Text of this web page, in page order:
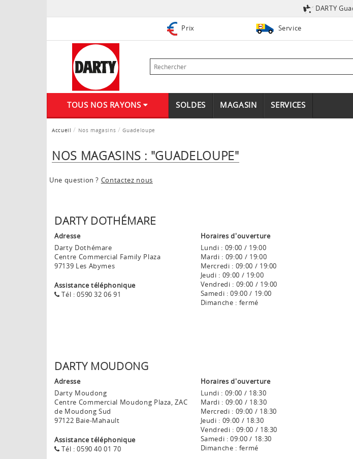
DARTY
Prix Service
TOUS NOS RAYONS SOLDES MAGASIN SERVICES
Accueil Nos magasins Guadeloupe
NOS MAGASINS : "GUADELOUPE"
Une question ? Contactez nous
DARTY DOTHÉMARE
Adresse
Darty Dothémare
Centre Commercial Family Plaza
97139 Les Abymes
Assistance téléphonique
Tél : 0590 32 06 91
Horaires d'ouverture
Lundi : 09:00 / 19:00
Mardi : 09:00 / 19:00
Mercredi : 09:00 / 19:00
Jeudi : 09:00 / 19:00
Vendredi : 09:00 / 19:00
Samedi : 09:00 / 19:00
Dimanche : fermé
DARTY MOUDONG
Adresse
Darty Moudong
Centre Commercial Moudong Plaza, ZAC
de Moudong Sud
97122 Baie-Mahault
Assistance téléphonique
Tél : 0590 40 01 70
Horaires d'ouverture
Lundi : 09:00 / 18:30
Mardi : 09:00 / 18:30
Mercredi : 09:00 / 18:30
Jeudi : 09:00 / 18:30
Vendredi : 09:00 / 18:30
Samedi : 09:00 / 18:30
Dimanche : fermé